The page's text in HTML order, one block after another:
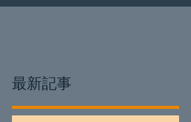
最新記事